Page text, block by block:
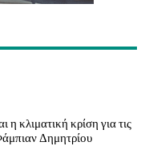
η κλιματική κρίση για τις
Δημητρίου